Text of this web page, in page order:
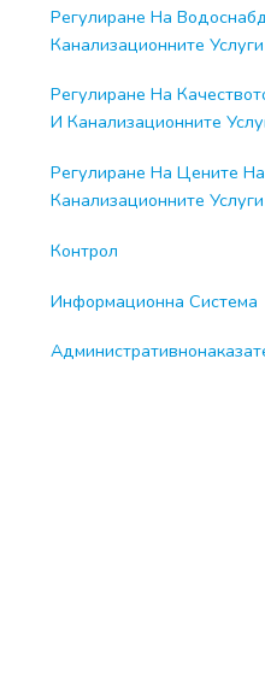
Регулиране На
Канализационните Услуги
Регулиране На
И Канализационните
Регулиране На Цените
Канализационните Услуги
Контрол
Информационна Система